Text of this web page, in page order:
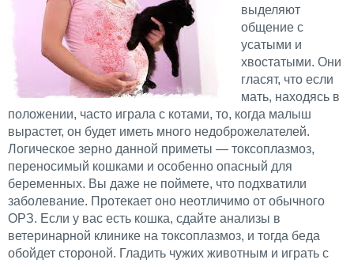
выделяют
общение с
усатыми и
хвостатыми. Они
гласят, что если
мать, находясь в
положении, часто играла с котами, то, когда малыш
вырастет, он будет иметь много недоброжелателей.
Логическое зерно данной приметы — токсоплазмоз,
переносимый кошками и особенно опасный для
беременных. Вы даже не поймете, что подхватили
заболевание. Протекает оно неотличимо от обычного
ОРЗ. Если у вас есть кошка, сдайте анализы в
ветеринарной клинике на токсоплазмоз, и тогда беда
обойдет стороной. Гладить чужих животным и играть с